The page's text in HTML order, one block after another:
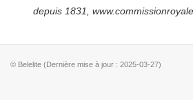
depuis 1831,
© Belelite (Dernière mise à jour : 2025-03-27)